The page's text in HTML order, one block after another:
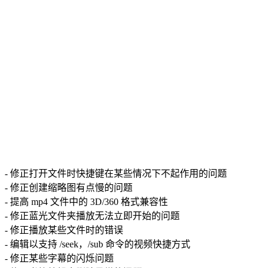
- 修正打开文件时快捷键在某些情况下不起作用的问题
- 修正创建缩略图有点慢的问题
- 提高 mp4 文件中的 3D/360 格式兼容性
- 修正蓝光文件夹播放无法立即开始的问题
- 修正播放某些文件时的错误
- 编辑以支持 /seek，/sub 命令的视频快捷方式
- 修正某些字幕的闪烁问题